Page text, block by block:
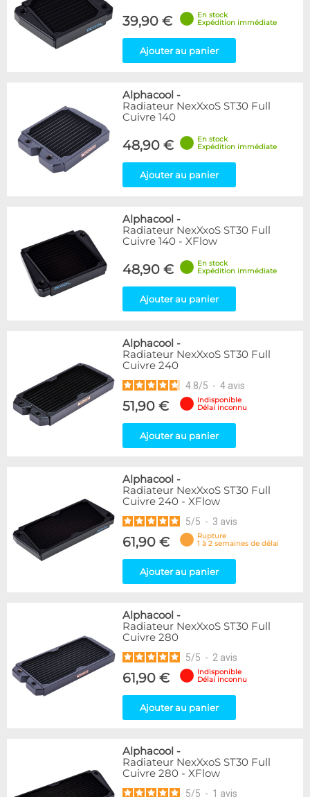
39,90 €
En stock
Expédition immédiate
Ajouter au panier
Alphacool -
Radiateur NexXxoS ST30 Full
Cuivre 140
48,90 €
En stock
Expédition immédiate
Ajouter au panier
Alphacool -
Radiateur NexXxoS ST30 Full
Cuivre 140 - XFlow
48,90 €
En stock
Expédition immédiate
Ajouter au panier
Alphacool -
Radiateur NexXxoS ST30 Full
Cuivre 240
4.8/5 - 4 avis
51,90 €
Indisponible
Délai inconnu
Ajouter au panier
Alphacool -
Radiateur NexXxoS ST30 Full
Cuivre 240 - XFlow
5/5 - 3 avis
61,90 €
Rupture
1 à 2 semaines de délai
Ajouter au panier
Alphacool -
Radiateur NexXxoS ST30 Full
Cuivre 280
5/5 - 2 avis
61,90 €
Indisponible
Délai inconnu
Ajouter au panier
Alphacool -
Radiateur NexXxoS ST30 Full
Cuivre 280 - XFlow
5/5 - 1 avis